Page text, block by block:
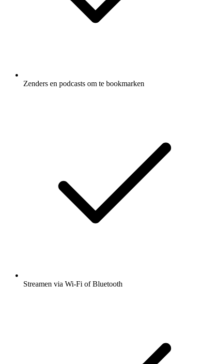
Zenders en podcasts om te bookmarken
Streamen via Wi-Fi of Bluetooth